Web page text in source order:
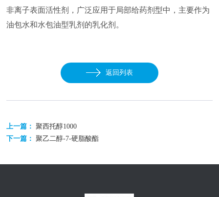
非离子表面活性剂，广泛应用于局部给药剂型中，主要作为
油包水和水包油型乳剂的乳化剂。
返回列表
上一篇：聚西托醇1000
下一篇：聚乙二醇-7-硬脂酸酯